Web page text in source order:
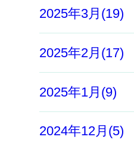
2025年3月(19)
2025年2月(17)
2025年1月(9)
2024年12月(5)